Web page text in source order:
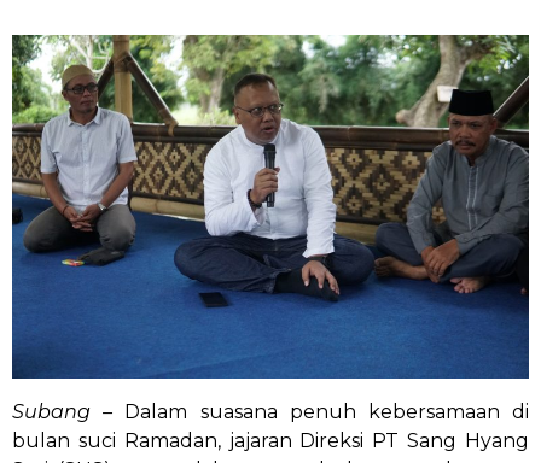
Subang – Dalam suasana penuh kebersamaan di
bulan suci Ramadan, jajaran Direksi PT Sang Hyang